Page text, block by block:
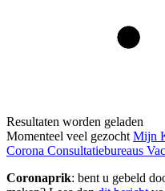
Resultaten worden geladen
Momenteel veel gezocht Mijn
Corona Consultatiebureaus
Coronaprik: bent u gebeld